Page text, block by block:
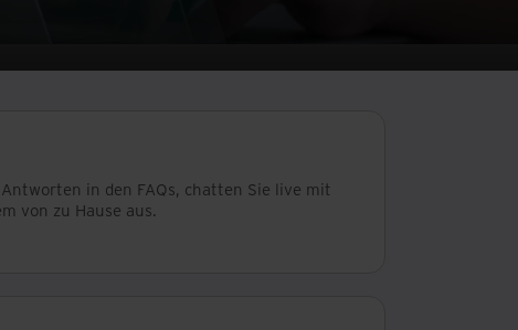
in den FAQs, chatten Sie live mit
von zu Hause aus.